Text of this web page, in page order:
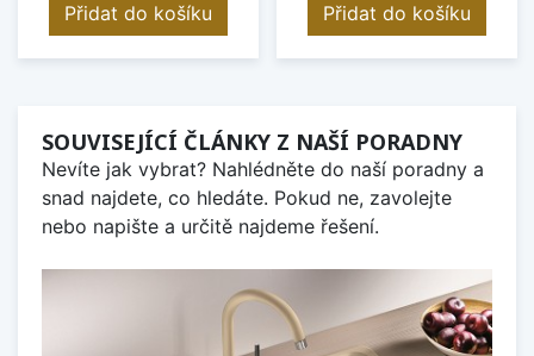
Přidat do košíku Přidat do košíku
SOUVISEJÍCÍ ČLÁNKY Z NAŠÍ PORADNY
Nevíte jak vybrat? Nahlédněte do naší poradny a
snad najdete, co hledáte. Pokud ne, zavolejte
nebo napište a určitě najdeme řešení.